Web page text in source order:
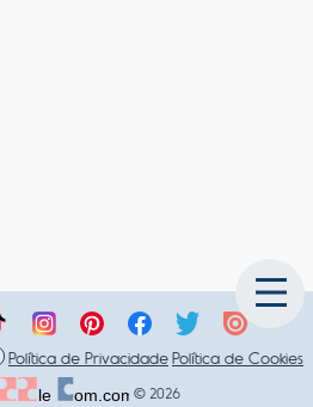
Política de PrivacidadePolítica de Cookies
© 2026